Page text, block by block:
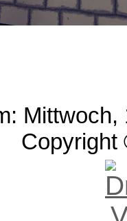
Copyright